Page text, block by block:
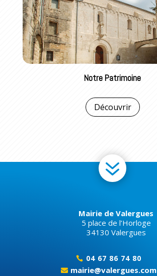
Notre Patrimoine
Découvrir
7
Mairie de Valergues
5 place de l’Horloge
34130 Valergues
 04 67 86 74 80
 mairie@valergues.com